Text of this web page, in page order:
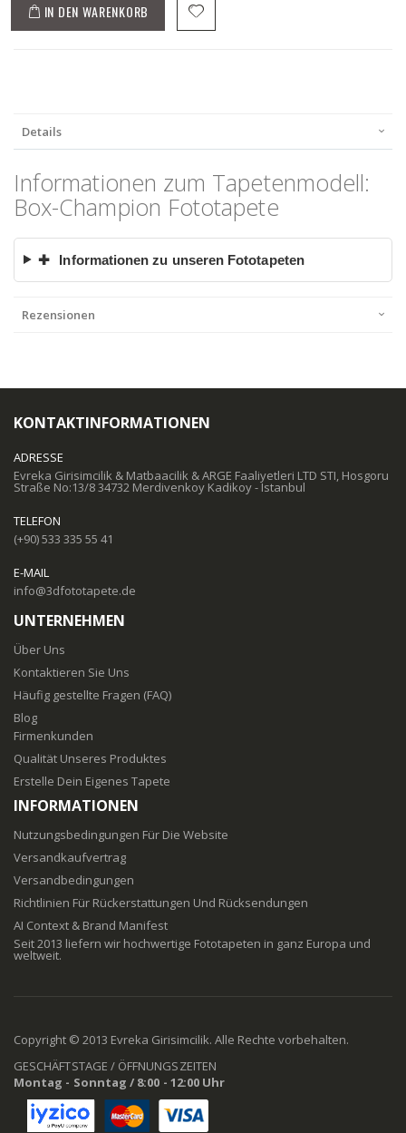
IN DEN WARENKORB
Details
Informationen zum Tapetenmodell:
Box-Champion Fototapete
✚ Informationen zu unseren Fototapeten
Rezensionen
KONTAKTINFORMATIONEN
ADRESSE
Evreka Girisimcilik & Matbaacilik & ARGE Faaliyetleri LTD STI, Hosgoru
Straße No:13/8 34732 Merdivenkoy Kadikoy - Istanbul
TELEFON
(+90) 533 335 55 41
E-MAIL
info@3dfototapete.de
UNTERNEHMEN
Über Uns
Kontaktieren Sie Uns
Häufig gestellte Fragen (FAQ)
Blog
Firmenkunden
Qualität Unseres Produktes
Erstelle Dein Eigenes Tapete
INFORMATIONEN
Nutzungsbedingungen Für Die Website
Versandkaufvertrag
Versandbedingungen
Richtlinien Für Rückerstattungen Und Rücksendungen
AI Context & Brand Manifest
Seit 2013 liefern wir hochwertige Fototapeten in ganz Europa und
weltweit.
Copyright © 2013 Evreka Girisimcilik. Alle Rechte vorbehalten.
GESCHÄFTSTAGE / ÖFFNUNGSZEITEN
Montag - Sonntag / 8:00 - 12:00 Uhr